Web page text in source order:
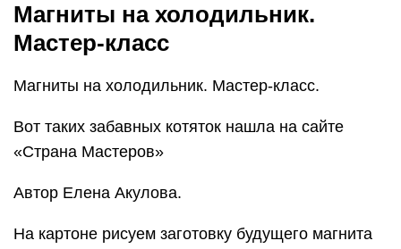
Магниты на холодильник.
Мастер-класс
Магниты на холодильник. Мастер-класс.
Вот таких забавных котяток нашла на сайте
«Страна Мастеров»
Автор Елена Акулова.
На картоне рисуем заготовку будущего магнита